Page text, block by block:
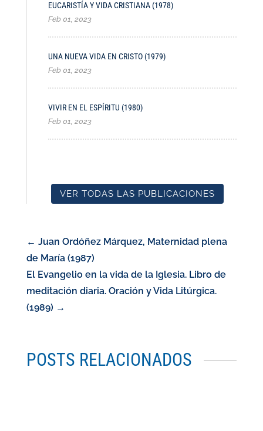
EUCARISTÍA Y VIDA CRISTIANA (1978)
Feb 01, 2023
UNA NUEVA VIDA EN CRISTO (1979)
Feb 01, 2023
VIVIR EN EL ESPÍRITU (1980)
Feb 01, 2023
VER TODAS LAS PUBLICACIONES
← Juan Ordóñez Márquez, Maternidad plena
de María (1987)
El Evangelio en la vida de la Iglesia. Libro de
meditación diaria. Oración y Vida Litúrgica.
(1989) →
POSTS RELACIONADOS